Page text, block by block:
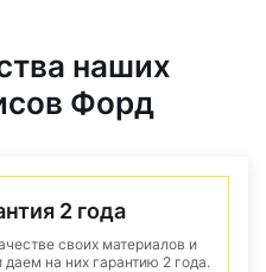
наших
Форд
2 года
своих материалов и
на них гарантию 2 года.